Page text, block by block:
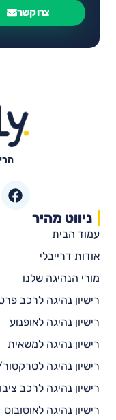
צרו קשר
ניווט מהיר
עמוד הבית
אודות דרייבלי
מורי הנהיגה שלנו
רישיון נהיגה לרכב
רישיון נהיגה לאופנוע
רישיון נהיגה למשאית
רישיון נהיגה
רישיון נהיגה לרכב
רישיון נהיגה לאוטובוס